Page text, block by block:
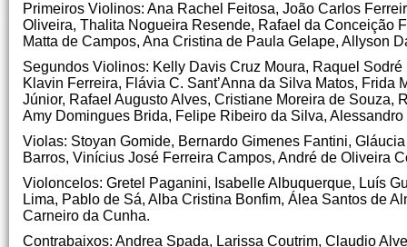
Primeiros Violinos: Ana Rachel Feitosa, João Carlos
Oliveira, Thalita Nogueira Resende, Rafael da Conceição
Matta de Campos, Ana Cristina de Paula Gelape, Allyson
Segundos Violinos: Kelly Davis Cruz Moura, Raquel
Klavin Ferreira, Flávia C. Sant’Anna da Silva Matos,
Júnior, Rafael Augusto Alves, Cristiane Moreira de
Amy Domingues Brida, Felipe Ribeiro da Silva,
Violas: Stoyan Gomide, Bernardo Gimenes Fantini,
Barros, Vinícius José Ferreira Campos, André de Oliveira
Violoncelos: Gretel Paganini, Isabelle Albuquerque, Luís
Lima, Pablo de Sá, Alba Cristina Bonfim, Álea Santos de
Carneiro da Cunha.
Contrabaixos: Andrea Spada, Larissa Coutrim, Claudio